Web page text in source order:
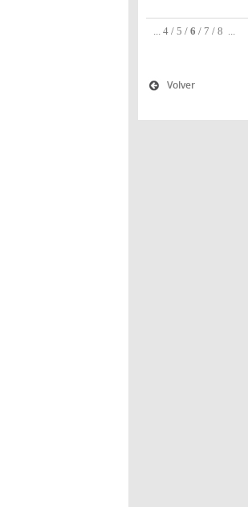
... 4 / 5 / 6 / 7 / 8 ...
Volver